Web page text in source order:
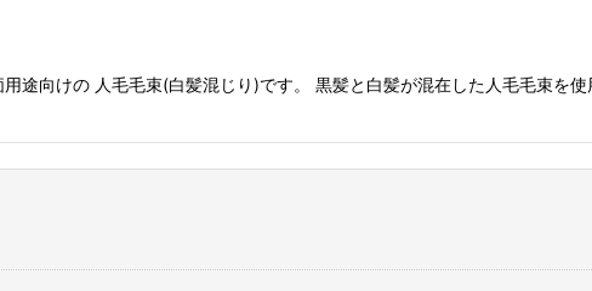
途向けの 人毛毛束(白髪混じり)です。 黒髪と白髪が混在した人毛毛束を